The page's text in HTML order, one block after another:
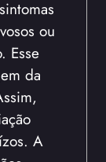
ou
Esse
da
A